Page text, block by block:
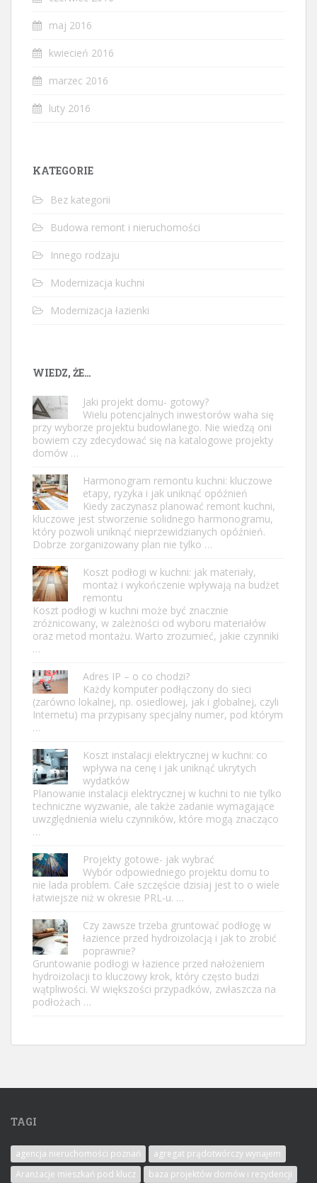
maj 2016
kwiecień 2016
marzec 2016
luty 2016
KATEGORIE
Bez kategorii
Budowa remont i nieruchomości
Innego rodzaju
Modernizacja kuchni
Modernizacja łazienki
WIEDZ, ŻE…
Jaki projekt domu- gotowy?
Wielu potencjalnych inwestorów waha się
przy wyborze projektu budowlanego. Nie wiedzą oni
bowiem czy zdecydować się na katalogowe projekty
domów …
Harmonogram remontu kuchni: kluczowe
etapy, ryzyka i jak uniknąć opóźnień
Kiedy zaczynasz planować remont kuchni,
kluczowe jest stworzenie solidnego harmonogramu,
który pozwoli uniknąć nieprzewidzianych opóźnień.
Dobrze zorganizowany plan nie tylko …
Koszt podłogi w kuchni: jak materiały,
montaż i wykończenie wpływają na budżet
remontu
Koszt podłogi w kuchni może być znacznie
zróżnicowany, w zależności od wyboru materiałów
oraz metod montażu. Warto zrozumieć, jakie czynniki
…
Adres IP – o co chodzi?
Każdy komputer podłączony do sieci
(zarówno lokalnej, np. osiedlowej, jak i globalnej, czyli
Internetu) ma przypisany specjalny numer, pod którym
…
Koszt instalacji elektrycznej w kuchni: co
wpływa na cenę i jak uniknąć ukrytych
wydatków
Planowanie instalacji elektrycznej w kuchni to nie tylko
techniczne wyzwanie, ale także zadanie wymagające
uwzględnienia wielu czynników, które mogą znacząco
…
Projekty gotowe- jak wybrać
Wybór odpowiedniego projektu domu to
nie lada problem. Całe szczęście dzisiaj jest to o wiele
łatwiejsze niż w okresie PRL-u. …
Czy zawsze trzeba gruntować podłogę w
łazience przed hydroizolacją i jak to zrobić
poprawnie?
Gruntowanie podłogi w łazience przed nałożeniem
hydroizolacji to kluczowy krok, który często budzi
wątpliwości. W większości przypadków, zwłaszcza na
podłożach …
TAGI
agencja nieruchomości poznań
agregat prądotwórczy wynajem
Aranżacje mieszkań pod klucz
baza projektów domów i rezydencji